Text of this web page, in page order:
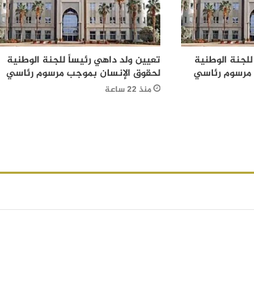
الوطنية
مرسوم رئاسي
تعيين ولد داهي رئيساً للجنة الوطنية
لحقوق الإنسان بموجب مرسوم رئاسي
منذ 22 ساعة